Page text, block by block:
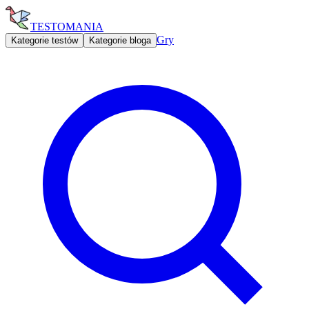
TESTOMANIA
Kategorie testów Kategorie bloga Gry